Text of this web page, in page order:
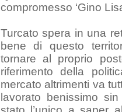
compromesso ‘Gino
Turcato spera in una
bene di questo
tornare al proprio
riferimento della
mercato altrimenti va
lavorato benissimo